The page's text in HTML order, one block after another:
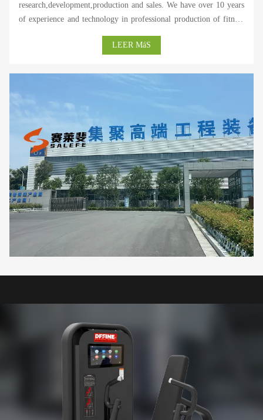
research,development,production and sales. We have over 10 years
of experience and technology in professional production of fitness
are highly praised by customers at home and abroad. As a
in producing various types of commercial power equipment in the
household electric treadmills,various magnetic controlled exercise
bikes and dynamic bicycles,elliptical machines,rowing
machines,stair machines,fan cars,and various fitness accessories at
home and abroad. We have a strong production and research
team,more than 10 senior designers in the industry and professional
& technical personnel,two large laser equipment,three automatic
pipe benders,several robotic welding machines,automatic cutting
machines,and supporting spray assembly lines.We can provide
different types of plate and pipe products according to different
standards,materials,and surface treatments,and can also provide
customized and OEM parts according to drawings. Our products
are widely used in professional gyms,star hotels,small gyms,and
welcome your presence and guidance,and work together to create a
LEER MáS